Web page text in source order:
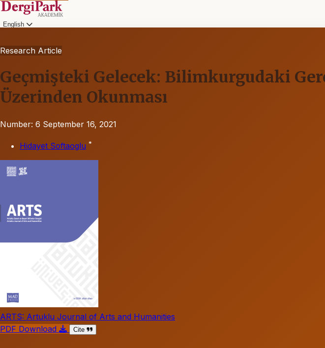
English
Research Article
Geçmişteki Gelecek: Bilimkurgudaki
Üzerinden Okunması
Number: 6 September 16, 2021
Hidayet Softaoglu *
ARTS: Artuklu Journal of Arts and Humanities
PDF Download
Cite